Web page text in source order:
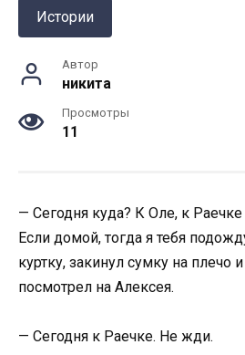
Истории
Автор
никита
Просмотры
11
— Сегодня куда? К Оле, к
Если домой, тогда я тебя
куртку, закинул сумку на плечо
посмотрел на Алексея.
— Сегодня к Раечке. Не жди.